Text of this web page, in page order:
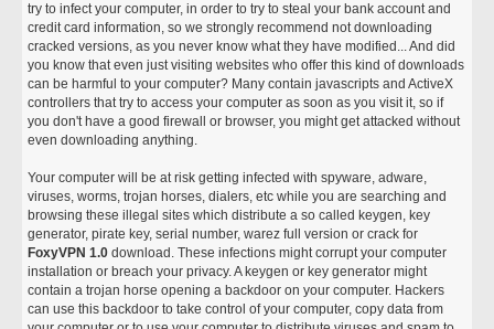
try to infect your computer, in order to try to steal your bank account and
credit card information, so we strongly recommend not downloading
cracked versions, as you never know what they have modified... And did
you know that even just visiting websites who offer this kind of downloads
can be harmful to your computer? Many contain javascripts and ActiveX
controllers that try to access your computer as soon as you visit it, so if
you don't have a good firewall or browser, you might get attacked without
even downloading anything.
Your computer will be at risk getting infected with spyware, adware,
viruses, worms, trojan horses, dialers, etc while you are searching and
browsing these illegal sites which distribute a so called keygen, key
generator, pirate key, serial number, warez full version or crack for
FoxyVPN 1.0 download. These infections might corrupt your computer
installation or breach your privacy. A keygen or key generator might
contain a trojan horse opening a backdoor on your computer. Hackers
can use this backdoor to take control of your computer, copy data from